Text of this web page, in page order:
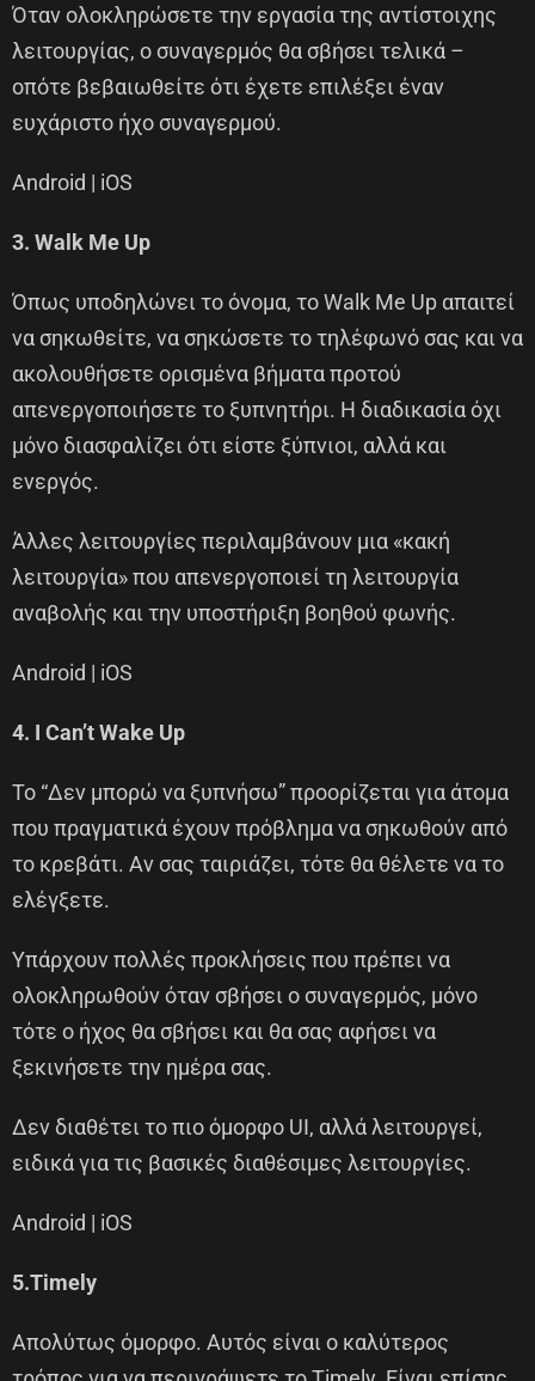
Όταν ολοκληρώσετε την εργασία της αντίστοιχης
λειτουργίας, ο συναγερμός θα σβήσει τελικά –
οπότε βεβαιωθείτε ότι έχετε επιλέξει έναν
ευχάριστο ήχο συναγερμού.
Android | iOS
3. Walk Me Up
Όπως υποδηλώνει το όνομα, το Walk Me Up απαιτεί
να σηκωθείτε, να σηκώσετε το τηλέφωνό σας και να
ακολουθήσετε ορισμένα βήματα προτού
απενεργοποιήσετε το ξυπνητήρι. Η διαδικασία όχι
μόνο διασφαλίζει ότι είστε ξύπνιοι, αλλά και
ενεργός.
Άλλες λειτουργίες περιλαμβάνουν μια «κακή
λειτουργία» που απενεργοποιεί τη λειτουργία
αναβολής και την υποστήριξη βοηθού φωνής.
Android | iOS
4. I Can’t Wake Up
Το “Δεν μπορώ να ξυπνήσω” προορίζεται για άτομα
που πραγματικά έχουν πρόβλημα να σηκωθούν από
το κρεβάτι. Αν σας ταιριάζει, τότε θα θέλετε να το
ελέγξετε.
Υπάρχουν πολλές προκλήσεις που πρέπει να
ολοκληρωθούν όταν σβήσει ο συναγερμός, μόνο
τότε ο ήχος θα σβήσει και θα σας αφήσει να
ξεκινήσετε την ημέρα σας.
Δεν διαθέτει το πιο όμορφο UI, αλλά λειτουργεί,
ειδικά για τις βασικές διαθέσιμες λειτουργίες.
Android | iOS
5.Timely
Απολύτως όμορφο. Αυτός είναι ο καλύτερος